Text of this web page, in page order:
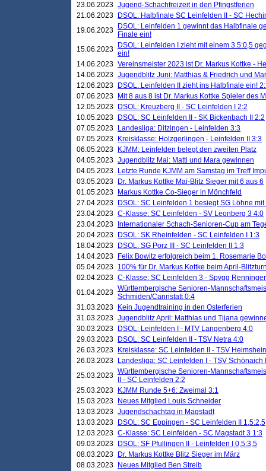
23.06.2023 Jugend-Schachfreizeit in den Pfingstferien
21.06.2023
DSOL: Halbfinale SC Leinfelden II - SC
19.06.2023
DSOL: Leinfelden 1 gewinnt das Halbfinale
Finale ein!
15.06.2023
DSOL: Leinfelden I zieht mit einem 3.5:0,5
ein!
14.06.2023 Vereinsmeister 2023 ist Dr. Markus Kottke -
14.06.2023 Jugendblitz Juni: Matthias & Friedrich und
12.06.2023
DSOL: Leinfelden II zieht ins Halbfinale ein!
07.06.2023
Mit 8 aus 8 ist Dr. Markus Kottke Spieler des
12.05.2023
DSOL: Kreuzberg II - SC Leinfelden I 2:2
10.05.2023
DSOL: SC Leinfelden II - SK Bickenbach II 2:2
07.05.2023
Landesliga: Ditzingen - Leinfelden 3:3
07.05.2023
Kreisklasse: Holzgerlingen - Leinfelden II 3:3
06.05.2023
KJMM: Leinfelden belegt den zweiten Platz
04.05.2023 Jugendblitz Mai: Matti und Mara gewinnen
04.05.2023
Letzte Runde KJMM am Samstag im Treff
03.05.2023
Dr. Markus Kottke Mai-Blitz Sieger mit 6 aus 6
01.05.2023
Markus Kottke Co-Sieger in Mönchfeld
27.04.2023
DSOL: SC Leinfelden 1 besiegt SG Löhne mit
23.04.2023 C-Klasse: SC Leinfelden - SV Leonberg 3 4:0
23.04.2023
Internationaler Schach-Senioren-Cup am
20.04.2023
DSOL: SK Rheinfelden - SC Leinfelden I 1:3
18.04.2023
DSOL: SG Porz III - SC Leinfelden II 1:3
14.04.2023
Felix Bowitz erfolgreich beim 1. Rosemarie
05.04.2023 100% für Dr. Markus Kottke beim April-
02.04.2023 C-Klasse: SC Leinfelden 3 - Spvgg
01.04.2023 Württembergische Senioren-
Schmiden/Cannstatt 0:4
31.03.2023
Kein Jugendtraining in den Osterferien
31.03.2023 Jugendblitz April: Matthias und Tijana
30.03.2023
DSOL: Leinfelden I - MTV Langenberg 4:0
29.03.2023
DSOL: SC Leinfelden II - TSV Netra 4:0
26.03.2023
Kreisklasse: SC Leinfelden II - TSV
26.03.2023
Landesliga: SC Leinfelden I - TSV Schönaich
25.03.2023 Württembergische Senioren-
II - SC Leinfelden 2:2
25.03.2023
KJMM Runde 5+6: Zweimal 3:1
15.03.2023
Neues Mitglied Louis Schneider
13.03.2023 Jugendschachtag in Magstadt
13.03.2023
DSOL: SC Eppingen - SC Leinfelden II 1,5:2,5
12.03.2023 C-Klasse: SC Leinfelden - SC Magstadt 3 1:3
09.03.2023
DSOL: SF Pfullingen II - Leinfelden I 0,5:3,5
08.03.2023
Dr. Markus Kottke Blitz Sieger im März
08.03.2023
Neues Mitglied Ben Streib